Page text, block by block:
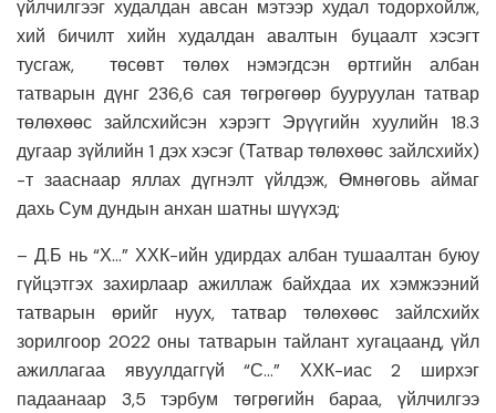
үйлчилгээг худалдан авсан мэтээр худал тодорхойлж,
хий бичилт хийн худалдан авалтын буцаалт хэсэгт
тусгаж, төсөвт төлөх нэмэгдсэн өртгийн албан
татварын дүнг 236,6 сая төгрөгөөр бууруулан татвар
төлөхөөс зайлсхийсэн хэрэгт Эрүүгийн хуулийн 18.3
дугаар зүйлийн 1 дэх хэсэг (Татвар төлөхөөс зайлсхийх)
-т зааснаар яллах дүгнэлт үйлдэж, Өмнөговь аймаг
дахь Сум дундын анхан шатны шүүхэд;
– Д.Б нь “Х…” ХХК-ийн удирдах албан тушаалтан буюу
гүйцэтгэх захирлаар ажиллаж байхдаа их хэмжээний
татварын өрийг нуух, татвар төлөхөөс зайлсхийх
зорилгоор 2022 оны татварын тайлант хугацаанд, үйл
ажиллагаа явуулдаггүй “С…” ХХК-иас 2 ширхэг
падаанаар 3,5 тэрбум төгрөгийн бараа, үйлчилгээ